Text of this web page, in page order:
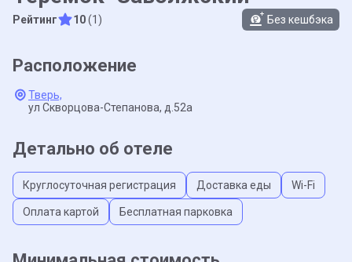
Рейтинг 10(1) Без кешбэка
Детально об отеле
Круглосуточная регистрация Доставка еды Wi-Fi
Оплата картой Бесплатная парковка
Расположение
Тверь,
ул Скворцова-Степанова, д.52а